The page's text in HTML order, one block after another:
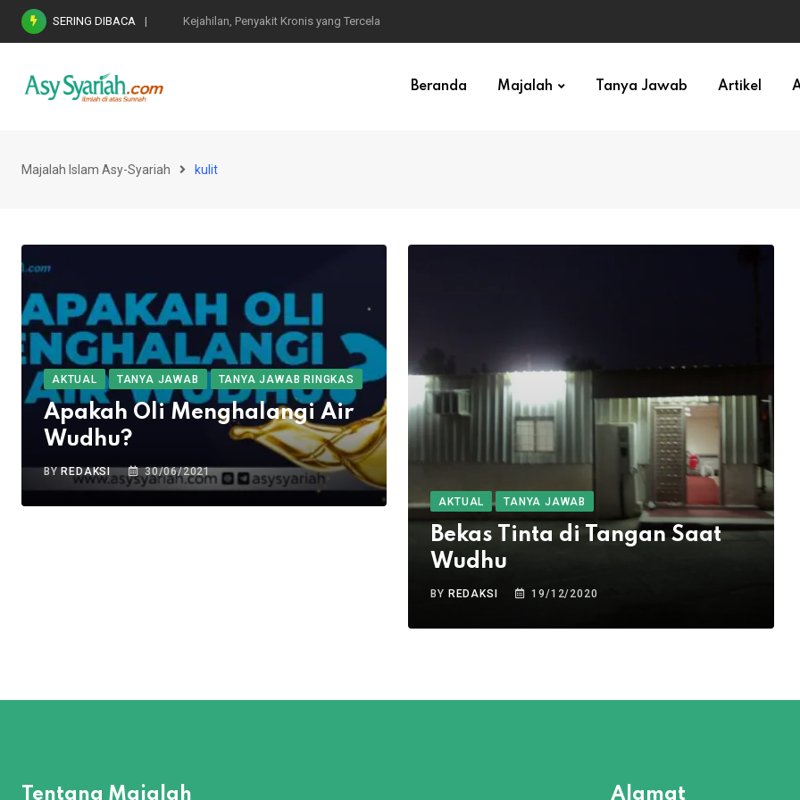
Skip
SERING DIBACA Nasihat Emas di Masa Fitnah (Ujian/Perselisihan)
Beranda Majalah Tanya Jawab Artikel
Majalah Islam Asy-Syariah kulit
AKTUAL TANYA JAWAB TANYA JAWAB RINGKAS
Apakah Oli Menghalangi Air
Wudhu?
BYREDAKSI 30/06/2021
AKTUAL TANYA JAWAB
Bekas Tinta di Tangan Saat
Wudhu
BY REDAKSI 19/12/2020
Tentang Majalah Alamat